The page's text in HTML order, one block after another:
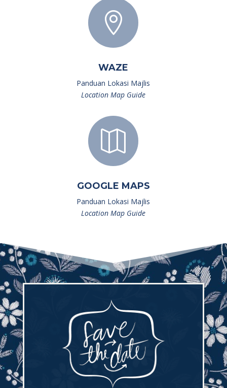

WAZE
Panduan Lokasi Majlis
Location Map Guide

GOOGLE MAPS
Panduan Lokasi Majlis
Location Map Guide